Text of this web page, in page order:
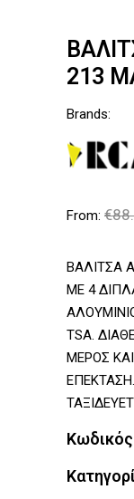
213
Brands:
From: €
ΒΑΛΙΤΣΑ
ΜΕ 4
ΤSA.
ΜΕΡΟΣ